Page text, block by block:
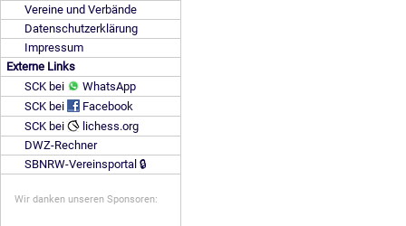
Vereine und Verbände
Datenschutzerklärung
Impressum
Externe Links
SCK bei
WhatsApp
SCK bei
Facebook
SCK bei
lichess.org
DWZ-Rechner
SBNRW-Vereinsportal 🔒
Wir danken unseren Sponsoren: